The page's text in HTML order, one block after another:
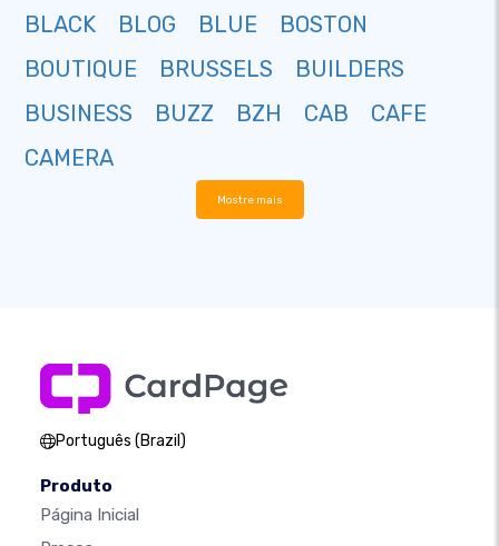
BLACK
BLOG BLUE
BOSTON
BOUTIQUE
BRUSSELS
BUILDERS
BUSINESS
BUZZ BZH CAB
CAFE
CAMERA
Mostre mais
Português (Brazil)
Produto
Página Inicial